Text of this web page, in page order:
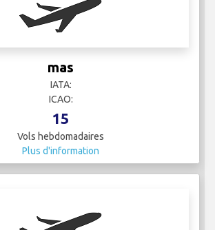
mas
IATA:
ICAO:
15
Vols hebdomadaires
Plus d'information